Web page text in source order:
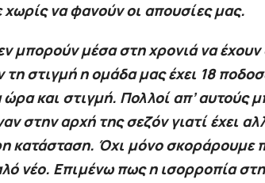
να φανούν οι απουσίες μας.
μπορούν μέσα στη χρονιά να έχουν
στιγμή η ομάδα μας έχει 18
και στιγμή. Πολλοί απ’ αυτούς
στην αρχή της σεζόν γιατί έχει
κατάσταση. Όχι μόνο σκοράρουμε
νέο. Επιμένω πως η ισορροπία